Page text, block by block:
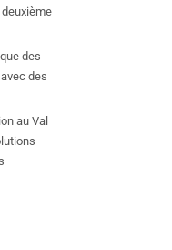
des
des
au Val